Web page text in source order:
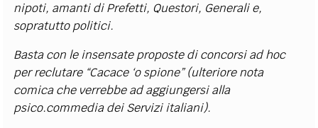
nipoti, amanti di Prefetti, Questori, Generali e,
sopratutto politici.
Basta con le insensate proposte di concorsi ad hoc
per reclutare “Cacace ‘o spione” (ulteriore nota
comica che verrebbe ad aggiungersi alla
psico.commedia dei Servizi italiani).